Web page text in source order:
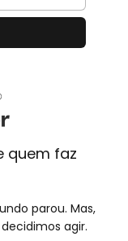
quem faz
parou. Mas,
agir.